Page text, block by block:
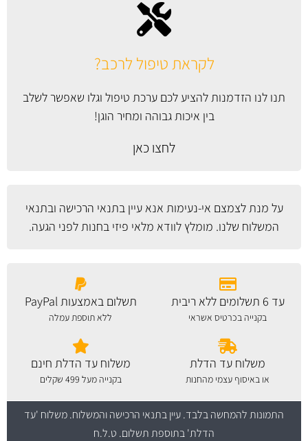
לקראת טיפול לרכב?
תנו לנו הזדמנות להציע לכם ערכת טיפול וגלו שאפשר לשלב
בין איכות גבוהה ומחיר הוגן!
לחצו כאן
על מנת לצמצם אי-נעימות אנא עייןבתנאי הרכישה ובתנאי
המשלוח שלנו. מומלץ לוודא מלאי פיזי בחנות לפני הגעה.
עד 6 תשלומים ללא ריבית
בקנייה בכרטיס אשראי
תשלום באמצעות PayPal
ללא תוספת עמלה
משלוח עד הדלת
או באיסוף עצמי מהחנות
משלוח עד הדלת חינם
בקנייה מעל 499 שקלים
התמונות להמחשה בלבד.עיין בתנאי הרכישה והמשלוח. משלוח 'עד
הדלת' בתוספת תשלום. ט.ל.ח